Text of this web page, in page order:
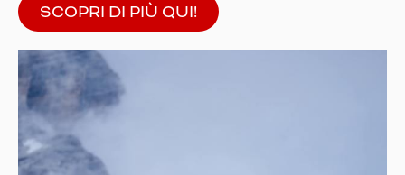
SCOPRI DI PIÙ QUI!